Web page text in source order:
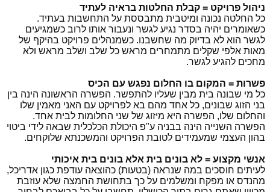
ניהול פרויקט = קבלת החלטות בראיה לעתיד
כל החלטה נכונה ומיטבית מתבססת על התחשבות בעתיד.
כשאומרים יהיה בסדר נגיע לגשר ונעבור אותו לרוב כשמגיעים
לגשר הוא לא בדיוק מה שחשבנו. כשמנהלים פרויקט בהיקף של
מאות אלפי שקלים מתמחרים מראש כל שלב ושלב מראש ולא
מחכים להגיע לגשר.
פשרות = המקום בו החלום נפגש עם הכיס
כל מי שבונה בית מבין שעליו להתפשר. הפשרה הראשונה הינה בין
בני הזוג שבונים, כל אחד מהם בא לפרויקט עם האני מאמין שלו
והחלום שלו, הפשרה היא מיזוג של שני החלומות לבית אחד.
הפשרה השנייה הינה בבניה ע"פ היכולת הכלכלית שבאה לידי ביטוי
בהון העצמי שמעמידים לטובת הפרויקט והמשכנתא שלוקחים.
אנשי מקצוע = לא בונים בית אלא בונים בית איכותי
לעיתים חוסכים במה שנראה (בטעות) כהוצאה עודפת כגון אדריכל,
מהנדס או מפקח ומשלמים על כך בתחושת החמצה שלא עוזבת